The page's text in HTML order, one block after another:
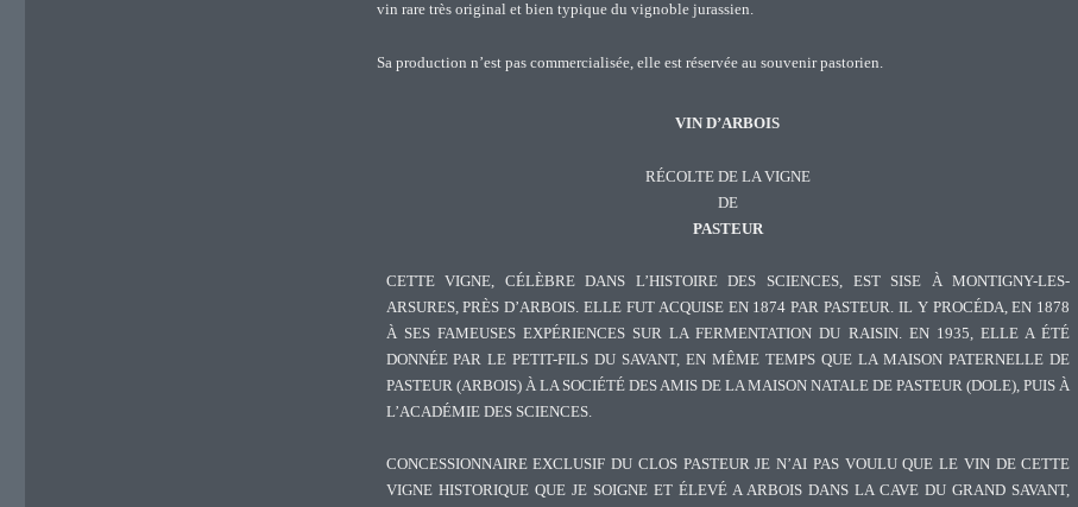
vin rare très original et bien typique du vignoble jurassien.
Sa production n’est pas commercialisée, elle est réservée au souvenir pastorien.
VIN D’ARBOIS
RÉCOLTE DE LA VIGNE
DE
PASTEUR
CETTE VIGNE, CÉLÈBRE DANS L’HISTOIRE DES SCIENCES, EST SISE À MONTIGNY-LES-
ARSURES, PRÈS D’ARBOIS. ELLE FUT ACQUISE EN 1874 PAR PASTEUR. IL Y PROCÉDA, EN 1878
À SES FAMEUSES EXPÉRIENCES SUR LA FERMENTATION DU RAISIN. EN 1935, ELLE A ÉTÉ
DONNÉE PAR LE PETIT-FILS DU SAVANT, EN MÊME TEMPS QUE LA MAISON PATERNELLE DE
PASTEUR (ARBOIS) À LA SOCIÉTÉ DES AMIS DE LA MAISON NATALE DE PASTEUR (DOLE), PUIS À
L’ACADÉMIE DES SCIENCES.
CONCESSIONNAIRE EXCLUSIF DU CLOS PASTEUR JE N’AI PAS VOULU QUE LE VIN DE CETTE
VIGNE HISTORIQUE QUE JE SOIGNE ET ÉLEVÉ A ARBOIS DANS LA CAVE DU GRAND SAVANT,